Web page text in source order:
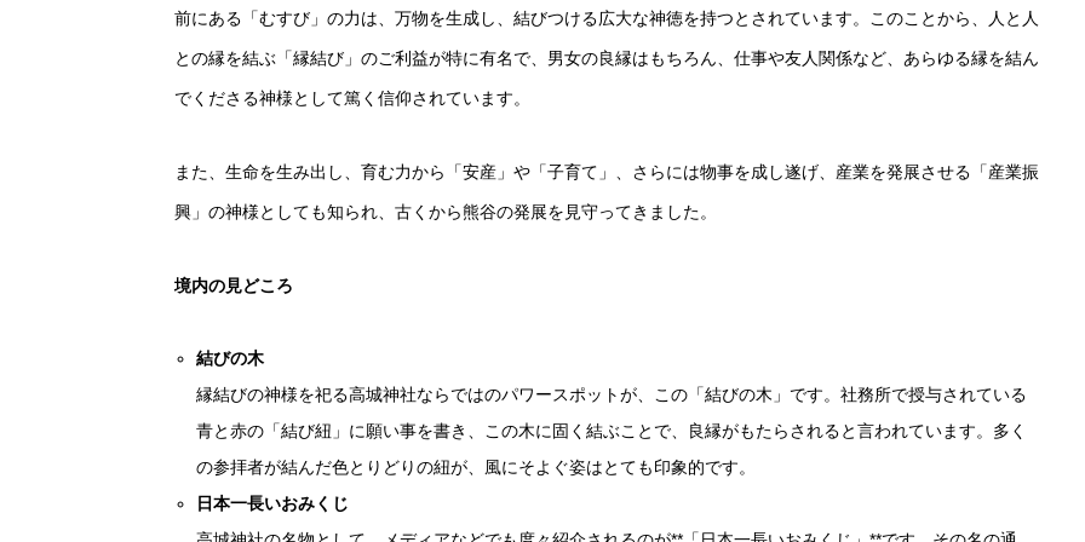
前にある「むすび」の力は、万物を生成し、結びつける広大な神徳を持つとされています。このことから、人と人
との縁を結ぶ「縁結び」のご利益が特に有名で、男女の良縁はもちろん、仕事や友人関係など、あらゆる縁を結ん
でくださる神様として篤く信仰されています。
また、生命を生み出し、育む力から「安産」や「子育て」、さらには物事を成し遂げ、産業を発展させる「産業振
興」の神様としても知られ、古くから熊谷の発展を見守ってきました。
境内の見どころ
結びの木
縁結びの神様を祀る高城神社ならではのパワースポットが、この「結びの木」です。社務所で授与されている
青と赤の「結び紐」に願い事を書き、この木に固く結ぶことで、良縁がもたらされると言われています。多く
の参拝者が結んだ色とりどりの紐が、風にそよぐ姿はとても印象的です。
日本一長いおみくじ